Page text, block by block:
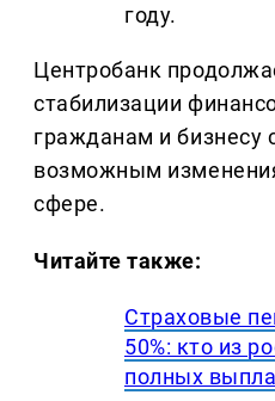
году.
Центробанк
стабилизации
гражданам и бизнесу
возможным
сфере.
Читайте также:
Страховые
50%: кто из
полных